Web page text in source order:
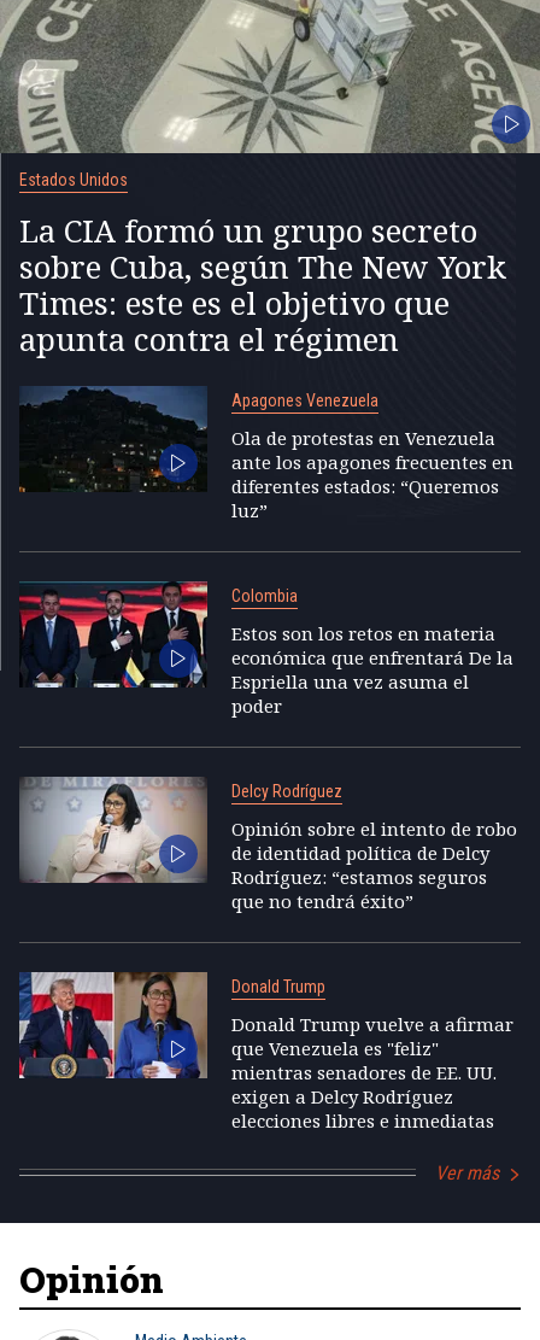
Estados Unidos
La CIA formó un grupo secreto
sobre Cuba, según The New York
Times: este es el objetivo que
apunta contra el régimen
Apagones Venezuela
Ola de protestas en Venezuela
ante los apagones frecuentes en
diferentes estados: “Queremos
luz”
Colombia
Estos son los retos en materia
económica que enfrentará De la
Espriella una vez asuma el
poder
Delcy Rodríguez
Opinión sobre el intento de robo
de identidad política de Delcy
Rodríguez: “estamos seguros
que no tendrá éxito”
Donald Trump
Donald Trump vuelve a afirmar
que Venezuela es "feliz"
mientras senadores de EE. UU.
exigen a Delcy Rodríguez
elecciones libres e inmediatas
Ver más
Opinión